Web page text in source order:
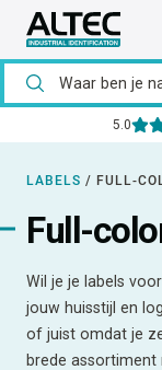
5.0
LABELS / FULL-
Full-
Wil je je labels
jouw huisstijl en
of juist omdat je
brede